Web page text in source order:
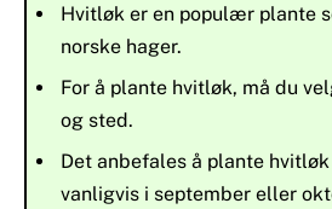
Hvitløk er en populær plante
norske hager.
For å plante hvitløk, må du
og sted.
Det anbefales å plante
vanligvis i september eller